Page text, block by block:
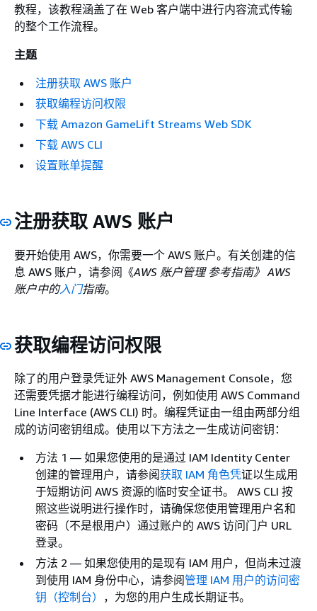
教程，该教程涵盖了在 Web 客户端中进行内容流式传输
的整个工作流程。
主题
注册获取 AWS 账户
获取编程访问权限
下载 Amazon GameLift Streams Web SDK
下载 AWS CLI
设置账单提醒
注册获取 AWS 账户
要开始使用 AWS，你需要一个 AWS 账户。有关创建的信
息 AWS 账户，请参阅《AWS 账户管理 参考指南》 AWS
账户中的入门指南。
获取编程访问权限
除了的用户登录凭证外 AWS Management Console，您
还需要凭据才能进行编程访问，例如使用 AWS Command
Line Interface (AWS CLI) 时。编程凭证由一组由两部分组
成的访问密钥组成。使用以下方法之一生成访问密钥：
方法 1 — 如果您使用的是通过 IAM Identity Center
创建的管理用户，请参阅获取 IAM 角色凭证以生成用
于短期访问 AWS 资源的临时安全证书。 AWS CLI 按
照这些说明进行操作时，请确保您使用管理用户名和
密码（不是根用户）通过账户的 AWS 访问门户 URL
登录。
方法 2 — 如果您使用的是现有 IAM 用户，但尚未过渡
到使用 IAM 身份中心，请参阅管理 IAM 用户的访问密
钥（控制台） ，为您的用户生成长期证书。